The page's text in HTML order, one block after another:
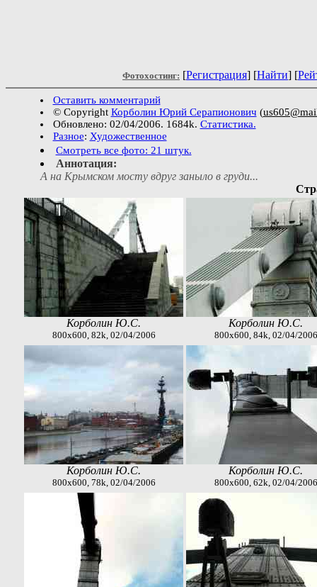
Фотохостинг: [Регистрация] [Найти] [
Оставить комментарий
© Copyright Корболин Юрий Серапионович (
Обновлено: 02/04/2006. 1684k. Статистика.
Разное: Художественное
Смотреть все фото: 21 штук.
Аннотация:
А на Крымском мосту вдруг заныло в груди...
Корболин Ю.С.
800x600, 82k, 02/04/2006
Корболин Ю.С.
800x600, 84k, 02/04/2006
Корболин Ю.С.
800x600, 78k, 02/04/2006
Корболин Ю.С.
800x600, 62k, 02/04/2006